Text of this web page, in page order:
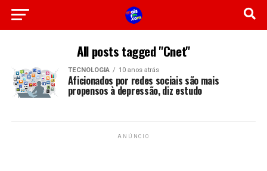
All posts tagged "Cnet"
TECNOLOGIA 10 anos atrás
Aficionados por redes sociais são mais
propensos à depressão, diz estudo
ANÚNCIO